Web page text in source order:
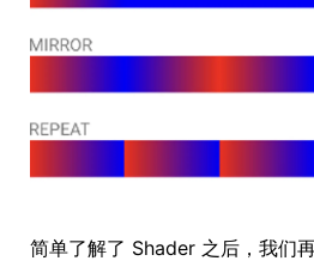
简单了解了 Shader 之后，我们